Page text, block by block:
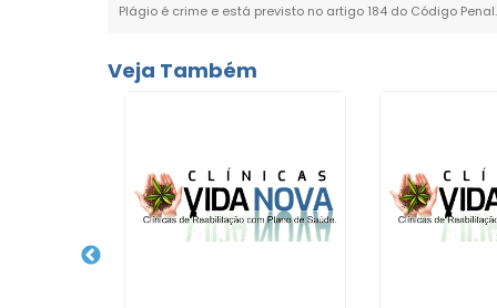
Plágio é crime e está previsto no artigo 184 do Código
Veja Também